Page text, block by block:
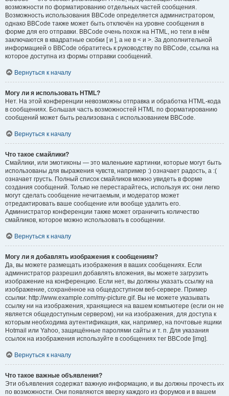
возможности по форматированию отдельных частей сообщения.
Возможность использования BBCode определяется администратором,
однако BBCode также может быть отключён на уровне сообщения в
форме для его отправки. BBCode очень похож на HTML, но теги в нём
заключаются в квадратные скобки [ и ], а не в < и >. За дополнительной
информацией о BBCode обратитесь к руководству по BBCode, ссылка на
которое доступна из формы отправки сообщений.
Вернуться к началу
Могу ли я использовать HTML?
Нет. На этой конференции невозможны отправка и обработка HTML-кода
в сообщениях. Большая часть возможностей HTML по форматированию
сообщений может быть реализована с использованием BBCode.
Вернуться к началу
Что такое смайлики?
Смайлики, или эмотиконы — это маленькие картинки, которые могут быть
использованы для выражения чувств, например :) означает радость, а :(
означает грусть. Полный список смайликов можно увидеть в форме
создания сообщений. Только не перестарайтесь, используя их: они легко
могут сделать сообщение нечитаемым, и модератор может
отредактировать ваше сообщение или вообще удалить его.
Администратор конференции также может ограничить количество
смайликов, которое можно использовать в сообщении.
Вернуться к началу
Могу ли я добавлять изображения к сообщениям?
Да, вы можете размещать изображения в ваших сообщениях. Если
администратор разрешил добавлять вложения, вы можете загрузить
изображение на конференцию. Если нет, вы должны указать ссылку на
изображение, сохранённое на общедоступном веб-сервере. Пример
ссылки: http://www.example.com/my-picture.gif. Вы не можете указывать
ссылку ни на изображения, хранящиеся на вашем компьютере (если он не
является общедоступным сервером), ни на изображения, для доступа к
которым необходима аутентификация, как, например, на почтовые ящики
Hotmail или Yahoo, защищённые паролями сайты и т. п. Для указания
ссылок на изображения используйте в сообщениях тег BBCode [img].
Вернуться к началу
Что такое важные объявления?
Эти объявления содержат важную информацию, и вы должны прочесть их
по возможности. Они появляются вверху каждого из форумов и в вашем